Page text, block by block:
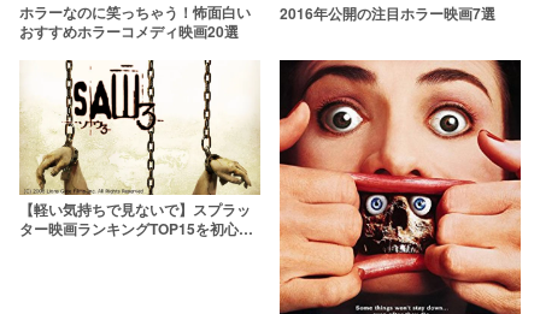
ホラーなのに笑っちゃう！怖面白い
おすすめホラーコメディ映画20選
2016年公開の注目ホラー映画7選
【軽い気持ちで見ないで】スプラッ
ター映画ランキングTOP15を初心者